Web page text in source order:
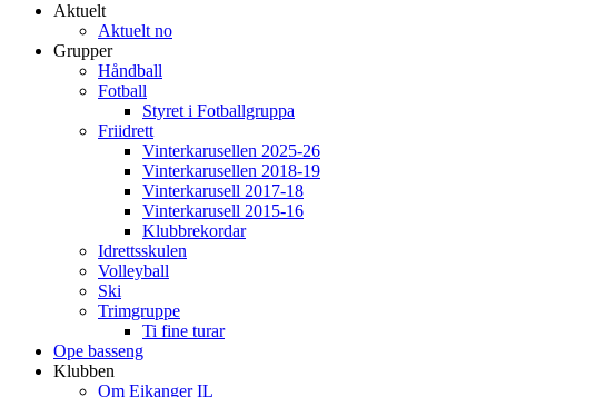
Aktuelt
Aktuelt no
Grupper
Håndball
Fotball
Styret i Fotballgruppa
Friidrett
Vinterkarusellen 2025-26
Vinterkarusellen 2018-19
Vinterkarusell 2017-18
Vinterkarusell 2015-16
Klubbrekordar
Idrettsskulen
Volleyball
Ski
Trimgruppe
Ti fine turar
Ope basseng
Klubben
Om Eikanger IL